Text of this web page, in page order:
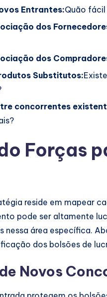
Entrantes:Quão
dos
dos
Substitutos:
concorrentes
Forças
reside em mapear
pode ser altamente
nessa área específica.
dos bolsões de
Novos